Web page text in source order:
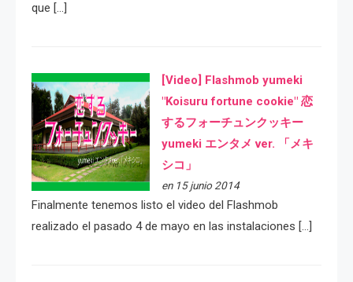
que […]
[Video] Flashmob yumeki
"Koisuru fortune cookie" 恋
するフォーチュンクッキー
yumeki エンタメ ver. 「メキ
シコ」
en 15 junio 2014
Finalmente tenemos listo el video del Flashmob
realizado el pasado 4 de mayo en las instalaciones […]